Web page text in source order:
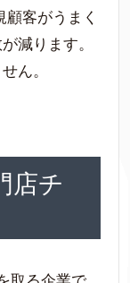
客がうまく
減ります。
ん。
店チ